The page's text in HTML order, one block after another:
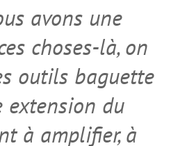
avons une
choses-là, on
outils baguette
extension du
à amplifier, à